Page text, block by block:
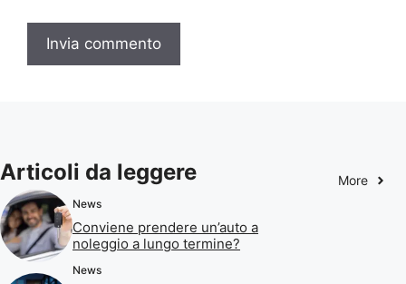
Articoli da leggere More
News
Conviene prendere un’auto a
noleggio a lungo termine?
News